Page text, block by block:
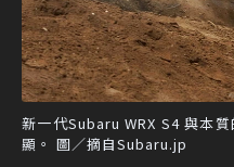
新一代Subaru WRX S4 與本
顯。 圖／摘自Subaru.jp